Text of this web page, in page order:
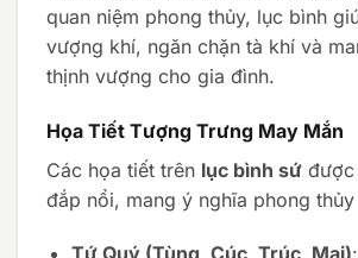
quan niệm phong thủy, lục bình
vượng khí, ngăn chặn tà khí và
thịnh vượng cho gia đình.
Họa Tiết Tượng Trưng May Mắn
Các họa tiết trên lục bình sứ được
đắp nổi, mang ý nghĩa phong thủy